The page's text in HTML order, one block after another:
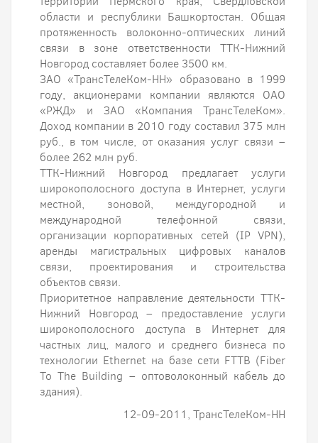
области и республики Башкортостан. Общая
протяженность волоконно-оптических линий
связи в зоне ответственности ТТК-Нижний
Новгород составляет более 3500 км.
ЗАО «ТрансТелеКом-НН» образовано в 1999
году, акционерами компании являются ОАО
«РЖД» и ЗАО «Компания ТрансТелеКом».
Доход компании в 2010 году составил 375 млн
руб., в том числе, от оказания услуг связи –
более 262 млн руб.
ТТК-Нижний Новгород предлагает услуги
широкополосного доступа в Интернет, услуги
местной, зоновой, междугородной и
международной телефонной связи,
организации корпоративных сетей (IP VPN),
аренды магистральных цифровых каналов
связи, проектирования и строительства
объектов связи.
Приоритетное направление деятельности ТТК-
Нижний Новгород – предоставление услуги
широкополосного доступа в Интернет для
частных лиц, малого и среднего бизнеса по
технологии Ethernet на базе сети FTTB (Fiber
To The Building – оптоволоконный кабель до
здания).
12-09-2011, ТрансТелеКом-НН